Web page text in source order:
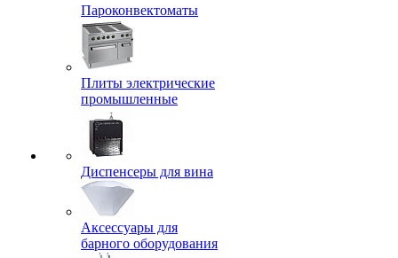
Пароконвектоматы
Плиты электрические
промышленные
Диспенсеры для вина
Аксессуары для
барного оборудования